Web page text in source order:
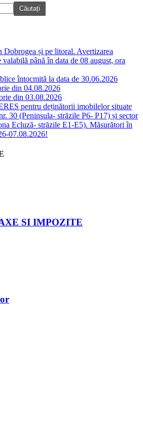
și pe litoral. Avertizarea
până în data de 08 august, ora
întocmită la data de 30.06.2026
din 04.08.2026
din 03.08.2026
pentru deținătorii imobilelor situate
30 (Peninsula- străzile P6- P17) și sector
Ecluză- străzile E1-E5). Măsurători în
07.08.2026!
SI IMPOZITE